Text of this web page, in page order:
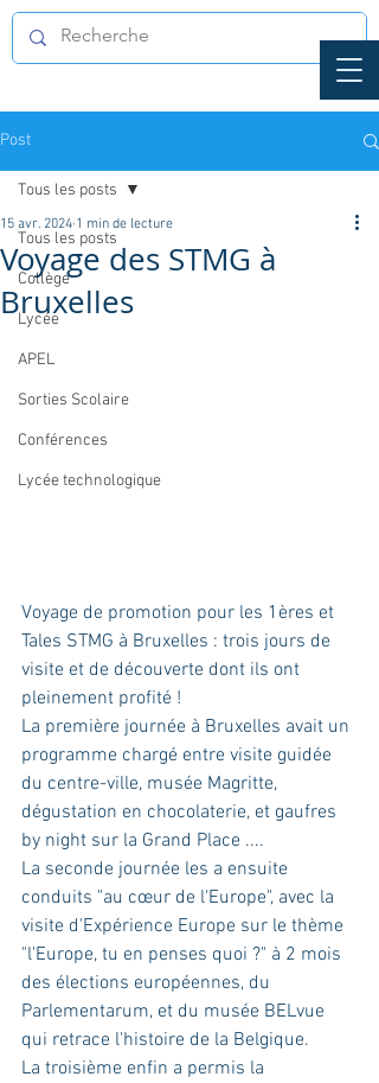
Post
Tous les posts
Collège
Lycée
APEL
Sorties Scolaire
Conférences
Lycée technologique
Tous les posts
Voyage des STMG à
Bruxelles
15 avr. 2024 1 min de lecture
Voyage de promotion pour les 1ères et
Tales STMG à Bruxelles : trois jours de
visite et de découverte dont ils ont
pleinement profité !
La première journée à Bruxelles avait un
programme chargé entre visite guidée
du centre-ville, musée Magritte,
dégustation en chocolaterie, et gaufres
by night sur la Grand Place ....
La seconde journée les a ensuite
conduits "au cœur de l'Europe", avec la
visite d'Expérience Europe sur le thème
"l'Europe, tu en penses quoi ?" à 2 mois
des élections européennes, du
Parlementarum, et du musée BELvue
qui retrace l'histoire de la Belgique.
La troisième enfin a permis la